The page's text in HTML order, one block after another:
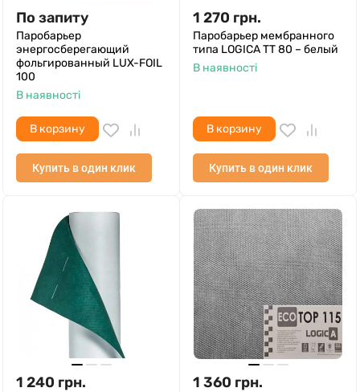
По запиту
Паробарьер
энергосберегающий
фольгированный LUX-FOIL
100
В наявності
В корзину
Купить в один клик
1 270 грн.
Паробарьер мембранного
типа LOGICA TT 80 – белый
В наявності
В корзину
Купить в один клик
1 240 грн. 1 360 грн.